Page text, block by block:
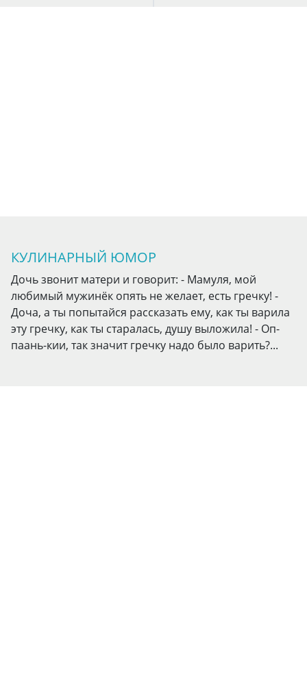
КУЛИНАРНЫЙ ЮМОР
Дочь звонит матери и говорит: - Мамуля, мой
любимый мужинёк опять не желает, есть гречку! -
Доча, а ты попытайся рассказать ему, как ты варила
эту гречку, как ты старалась, душу выложила! - Оп-
паань-кии, так значит гречку надо было варить?...